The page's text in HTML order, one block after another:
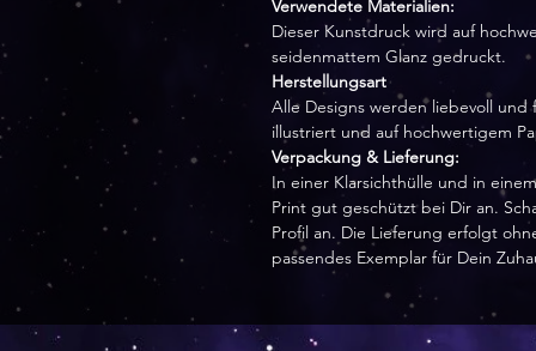
Verwendete Materialien:
Dieser Kunstdruck wird auf
seidenmattem Glanz gedruckt.
Herstellungsart
Alle Designs werden liebevoll
illustriert und auf hochwertigem
Verpackung & Lieferung:
In einer Klarsichthülle und in
Print gut geschützt bei Dir an.
Profil an. Die Lieferung erfolgt
passendes Exemplar für Dein